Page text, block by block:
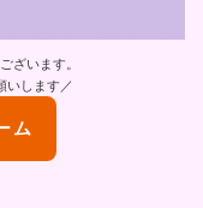
ざいます。
いします／
ム